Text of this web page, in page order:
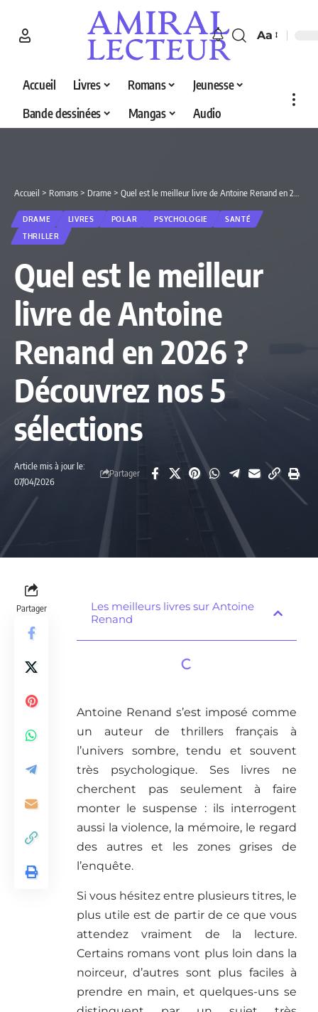
Aa
Accueil Livres Romans
Jeunesse
Bande dessinées
Mangas Audio
Accueil > Romans > Drame > Quel est le meilleur livre de Antoine Renand en 2026 ? Découvrez nos 5 sélections
DRAME LIVRES POLAR PSYCHOLOGIE
SANTÉ
THRILLER
Quel est le meilleur
livre de Antoine
Renand en 2026 ?
Découvrez nos 5
sélections
Article mis à jour le:
07/04/2026
Partager
Partager
Les meilleurs livres sur Antoine
Renand
Antoine Renand s’est imposé comme
un auteur de thrillers français à
l’univers sombre, tendu et souvent
très psychologique. Ses livres ne
cherchent pas seulement à faire
monter le suspense : ils interrogent
aussi la violence, la mémoire, le regard
des autres et les zones grises de
l’enquête.
Si vous hésitez entre plusieurs titres, le
plus utile est de partir de ce que vous
attendez vraiment de la lecture.
Certains romans vont plus loin dans la
noirceur, d’autres sont plus faciles à
prendre en main, et quelques-uns se